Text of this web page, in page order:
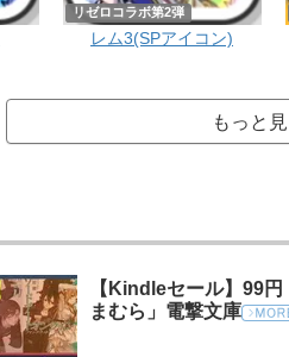
リゼロコラボ第2弾
レム3(SPアイコン)
もっと
【Kindleセール】99
まむら」電撃文庫